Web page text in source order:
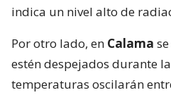
indica un nivel alto de
Por otro lado, en Calama
estén despejados durante
temperaturas oscilarán